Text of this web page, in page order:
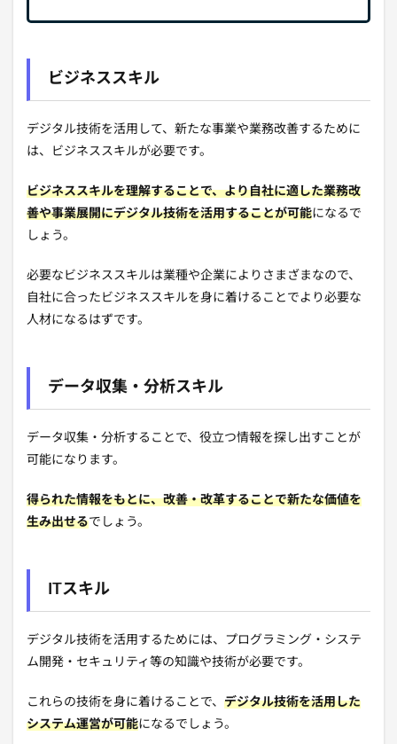
ビジネススキル
デジタル技術を活用して、新たな事業や業務改善するために
は、ビジネススキルが必要です。
ビジネススキルを理解することで、より自社に適した業務改
善や事業展開にデジタル技術を活用することが可能になるで
しょう。
必要なビジネススキルは業種や企業によりさまざまなので、
自社に合ったビジネススキルを身に着けることでより必要な
人材になるはずです。
データ収集・分析スキル
データ収集・分析することで、役立つ情報を探し出すことが
可能になります。
得られた情報をもとに、改善・改革することで新たな価値を
生み出せるでしょう。
ITスキル
デジタル技術を活用するためには、プログラミング・システ
ム開発・セキュリティ等の知識や技術が必要です。
これらの技術を身に着けることで、 デジタル技術を活用した
システム運営が可能になるでしょう。